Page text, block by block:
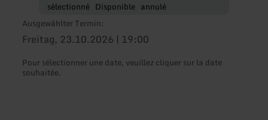
sélectionné Disponible annulé
Ausgewählter Termin:
Freitag, 23.10.2026 | 19:00
Pour sélectionner une date, veuillez cliquer sur la date
souhaitée.